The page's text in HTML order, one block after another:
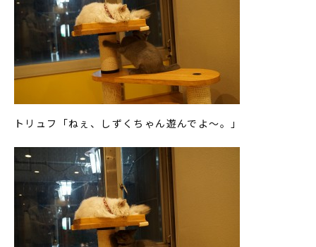
トリュフ「ねぇ、しずくちゃん遊んでよ～。」